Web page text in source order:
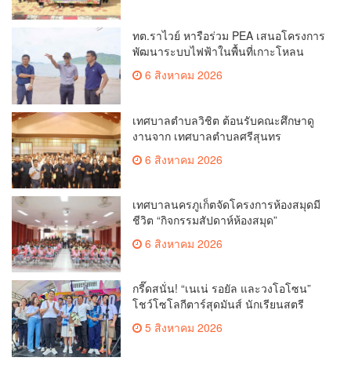
ทต.ราไวย์ หารือร่วม PEA เสนอโครงการ
พัฒนาระบบไฟฟ้าในพื้นที่เกาะโหลน
6 สิงหาคม 2026
เทศบาลตำบลวิชิต ต้อนรับคณะศึกษาดู
งานจาก เทศบาลตำบลศรีสุนทร
6 สิงหาคม 2026
เทศบาลนครภูเก็ตจัดโครงการห้องสมุดมี
ชีวิต “กิจกรรมสัปดาห์ห้องสมุด”
6 สิงหาคม 2026
กรี๊ดสนั่น! “เนเน่ รอยัล และวงโอโซน”
โชว์โซโลกีตาร์สุดมันส์ นักเรียนสตรี
ภูเก็ตนั่งไม่ติด ทั้งเต้น-ร้อง
5 สิงหาคม 2026